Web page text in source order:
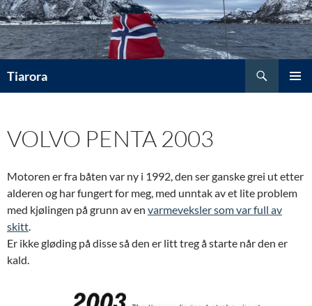
Hopp
til
innhold
Tiarora
VOLVO PENTA 2003
Motoren er fra båten var ny i 1992, den ser ganske grei ut etter
alderen og har fungert for meg, med unntak av et lite problem
med kjølingen på grunn av en varmeveksler som var full av
skitt.
Er ikke gløding på disse så den er litt treg å starte når den er
kald.